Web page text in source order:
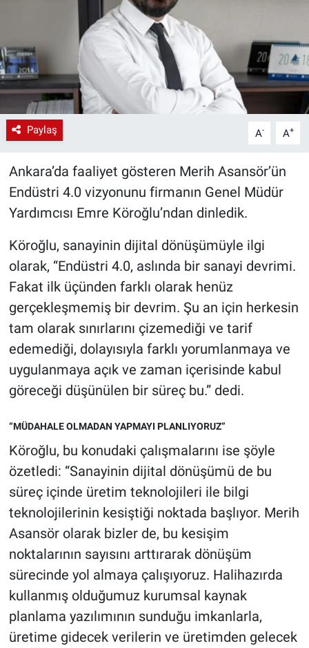
Paylaş A- A+
Ankara’da faaliyet gösteren Merih Asansör’ün
Endüstri 4.0 vizyonunu firmanın Genel Müdür
Yardımcısı Emre Köroğlu’ndan dinledik.
Köroğlu, sanayinin dijital dönüşümüyle ilgi
olarak, “Endüstri 4.0, aslında bir sanayi devrimi.
Fakat ilk üçünden farklı olarak henüz
gerçekleşmemiş bir devrim. Şu an için herkesin
tam olarak sınırlarını çizemediği ve tarif
edemediği, dolayısıyla farklı yorumlanmaya ve
uygulanmaya açık ve zaman içerisinde kabul
göreceği düşünülen bir süreç bu.” dedi.
“MÜDAHALE OLMADAN YAPMAYI PLANLIYORUZ”
Köroğlu, bu konudaki çalışmalarını ise şöyle
özetledi: “Sanayinin dijital dönüşümü de bu
süreç içinde üretim teknolojileri ile bilgi
teknolojilerinin kesiştiği noktada başlıyor. Merih
Asansör olarak bizler de, bu kesişim
noktalarının sayısını arttırarak dönüşüm
sürecinde yol almaya çalışıyoruz. Halihazırda
kullanmış olduğumuz kurumsal kaynak
planlama yazılımının sunduğu imkanlarla,
üretime gidecek verilerin ve üretimden gelecek